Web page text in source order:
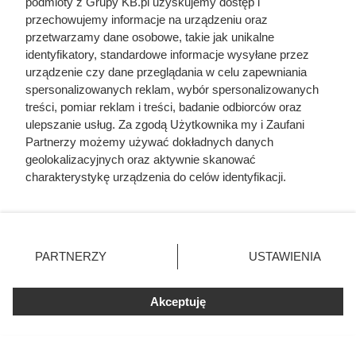
temperatury na zewnątrz.
Grzejniki o dużej powierzchni mogą być zasilane przez pompę
ciepła, fot. Robert Kneschke
przechowujemy informacje na urządzeniu oraz
przetwarzamy dane osobowe, takie jak unikalne
identyfikatory, standardowe informacje wysyłane przez
urządzenie czy dane przeglądania w celu zapewniania
spersonalizowanych reklam, wybór spersonalizowanych
treści, pomiar reklam i treści, badanie odbiorców oraz
ulepszanie usług. Za zgodą Użytkownika my i Zaufani
Partnerzy możemy używać dokładnych danych
geolokalizacyjnych oraz aktywnie skanować
charakterystykę urządzenia do celów identyfikacji.
zmienić/wycofać klikając przycisk ustawień prywatności
znajdujący się w lewym dolnym rogu strony. Niektóre
użytkownika, ale masz prawo sprzeciwić się takiemu
przetwarzaniu. Preferencje będą miały zastosowania tylko
PARTNERZY USTAWIENIA
Akceptuję